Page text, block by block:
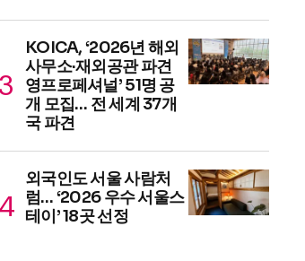
KOICA, ‘2026년 해외
사무소·재외공관 파견
영프로페셔널’ 51명 공
개 모집… 전 세계 37개
국 파견
외국인도 서울 사람처
럼… ‘2026 우수 서울스
테이’ 18곳 선정